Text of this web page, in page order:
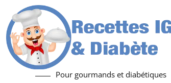
Pour gourmands et diabétiques